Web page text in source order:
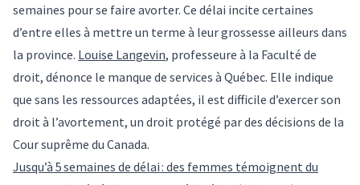
semaines pour se faire avorter. Ce délai incite certaines
d’entre elles à mettre un terme à leur grossesse ailleurs dans
la province. Louise Langevin, professeure à la Faculté de
droit, dénonce le manque de services à Québec. Elle indique
que sans les ressources adaptées, il est difficile d’exercer son
droit à l’avortement, un droit protégé par des décisions de la
Cour suprême du Canada.
Jusqu’à 5 semaines de délai : des femmes témoignent du